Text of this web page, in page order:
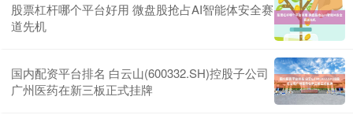
股票杠杆哪个平台好用 微盘股抢占AI智能体安全赛
道先机
国内配资平台排名 白云山(600332.SH)控股子公司
广州医药在新三板正式挂牌